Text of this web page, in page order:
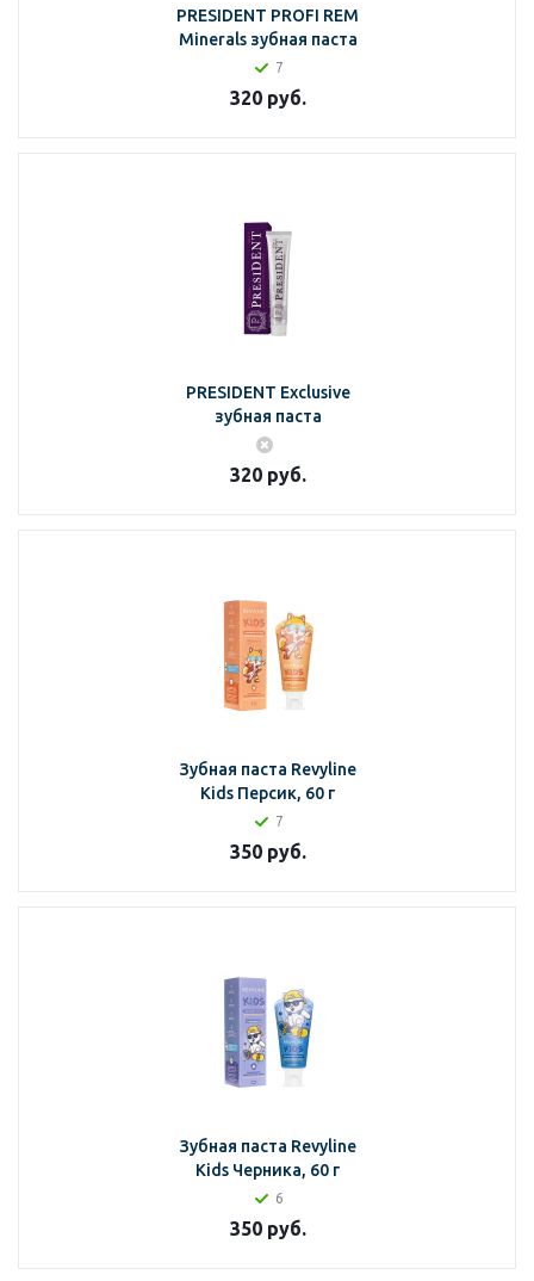
PRESIDENT PROFI REM
Minerals зубная паста
7
320руб.
PRESIDENT Exclusive
зубная паста
320руб.
Зубная паста Revyline
Kids Персик, 60 г
7
350руб.
Зубная паста Revyline
Kids Черника, 60 г
6
350руб.